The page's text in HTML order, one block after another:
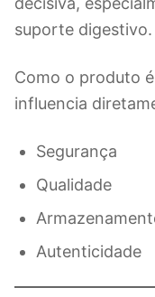
suporte digestivo.
Como o produto é
influencia
Segurança
Qualidade
Autenticidade